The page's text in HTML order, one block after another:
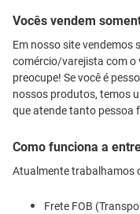
Vocês vendem
Em nosso site vendemos
comércio/varejista com o
preocupe! Se você é
nossos produtos, temos
que atende tanto pessoa
Como funciona a
Atualmente trabalhamos
Frete FOB